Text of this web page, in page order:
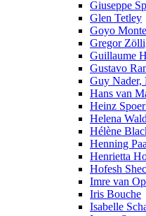
Giuseppe
Glen Tetley
Goyo
Gregor
Guillaume
Gustavo
Guy Nader,
Hans van
Heinz
Helena
Hélène
Henning
Henrietta
Hofesh
Imre van
Iris Bouche
Isabelle